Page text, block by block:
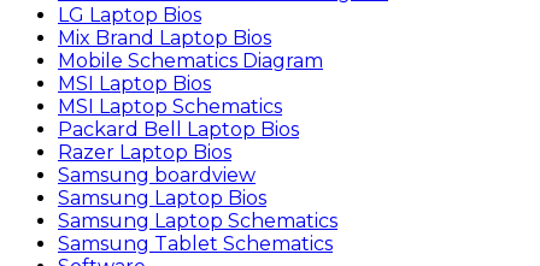
LG Laptop Bios
Mix Brand Laptop Bios
Mobile Schematics Diagram
MSI Laptop Bios
MSI Laptop Schematics
Packard Bell Laptop Bios
Razer Laptop Bios
Samsung boardview
Samsung Laptop Bios
Samsung Laptop Schematics
Samsung Tablet Schematics